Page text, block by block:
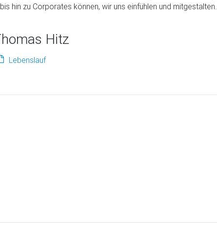
hin zu Corporates können, wir uns einfühlen und mitgestalten.
Hitz
Lebenslauf